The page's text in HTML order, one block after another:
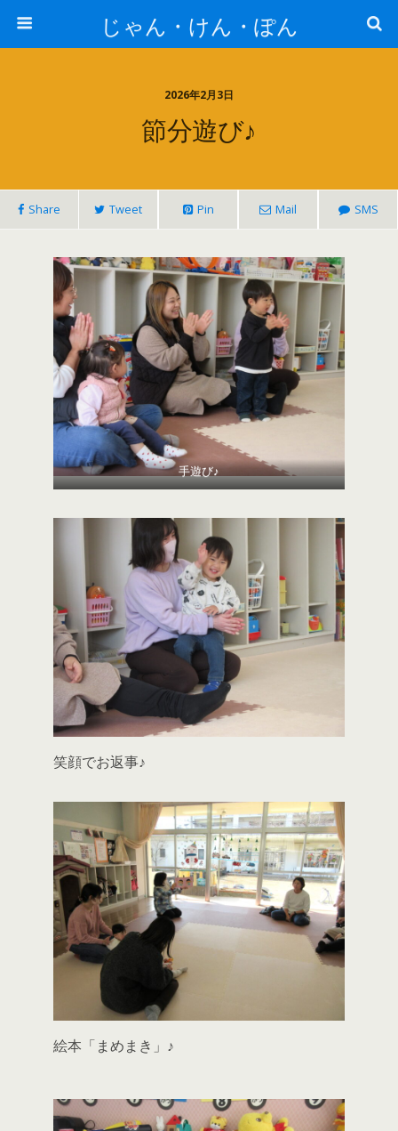
じゃん・けん・ぽん
2026年2月3日
節分遊び♪
Share Tweet Pin Mail SMS
手遊び♪
笑顔でお返事♪
絵本「まめまき」♪